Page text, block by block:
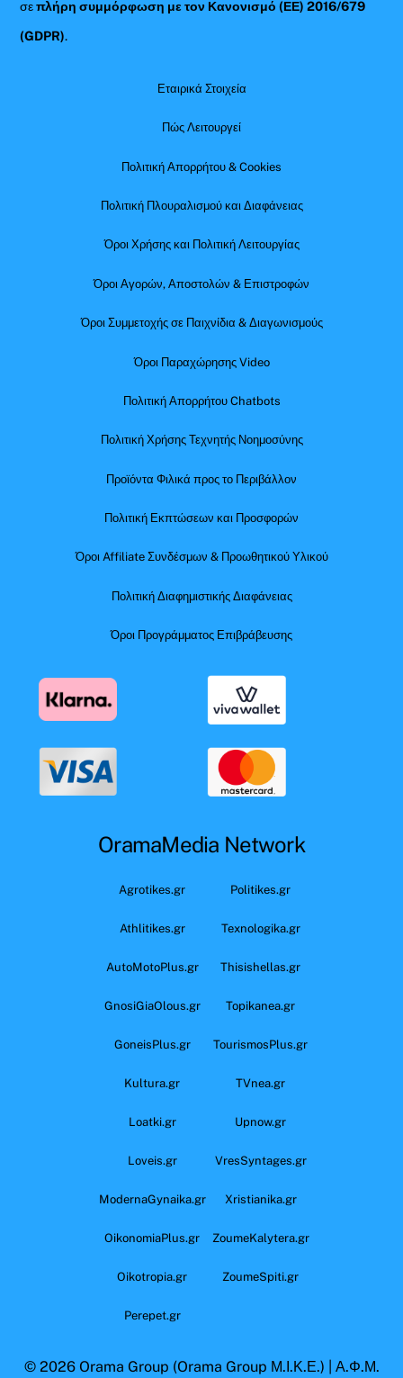
σεπλήρη συμμόρφωση με τον Κανονισμό (ΕΕ) 2016/679
(GDPR).
Εταιρικά Στοιχεία
Πώς Λειτουργεί
Πολιτική Απορρήτου & Cookies
Πολιτική Πλουραλισμού και Διαφάνειας
Όροι Χρήσης και Πολιτική Λειτουργίας
Όροι Αγορών, Αποστολών & Επιστροφών
Όροι Συμμετοχής σε Παιχνίδια & Διαγωνισμούς
Όροι Παραχώρησης Video
Πολιτική Απορρήτου Chatbots
Πολιτική Χρήσης Τεχνητής Νοημοσύνης
Προϊόντα Φιλικά προς το Περιβάλλον
Πολιτική Εκπτώσεων και Προσφορών
Όροι Affiliate Συνδέσμων & Προωθητικού Υλικού
Πολιτική Διαφημιστικής Διαφάνειας
Όροι Προγράμματος Επιβράβευσης
OramaMedia Network
Agrotikes.gr Politikes.gr
Athlitikes.gr Texnologika.gr
AutoMotoPlus.gr Thisishellas.gr
GnosiGiaOlous.gr Topikanea.gr
GoneisPlus.gr TourismosPlus.gr
Kultura.gr TVnea.gr
Loatki.gr Upnow.gr
Loveis.gr VresSyntages.gr
ModernaGynaika.gr Xristianika.gr
OikonomiaPlus.gr ZoumeKalytera.gr
Oikotropia.gr ZoumeSpiti.gr
Perepet.gr
© 2026 Orama Group (Orama Group Μ.Ι.Κ.Ε.) | Α.Φ.Μ.